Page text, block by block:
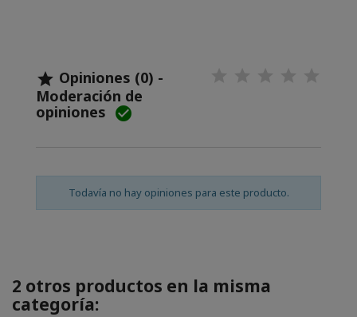
 Opiniones (0) -
Moderación de
opiniones 
Todavía no hay opiniones para este producto.
2 otros productos en la misma
categoría: